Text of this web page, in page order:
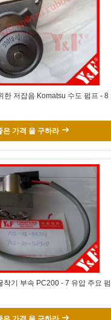
저잡음 Komatsu 수도 펌프 - 8
은 가격 을 구하라
기 부속 PC200 - 7 유압 주요